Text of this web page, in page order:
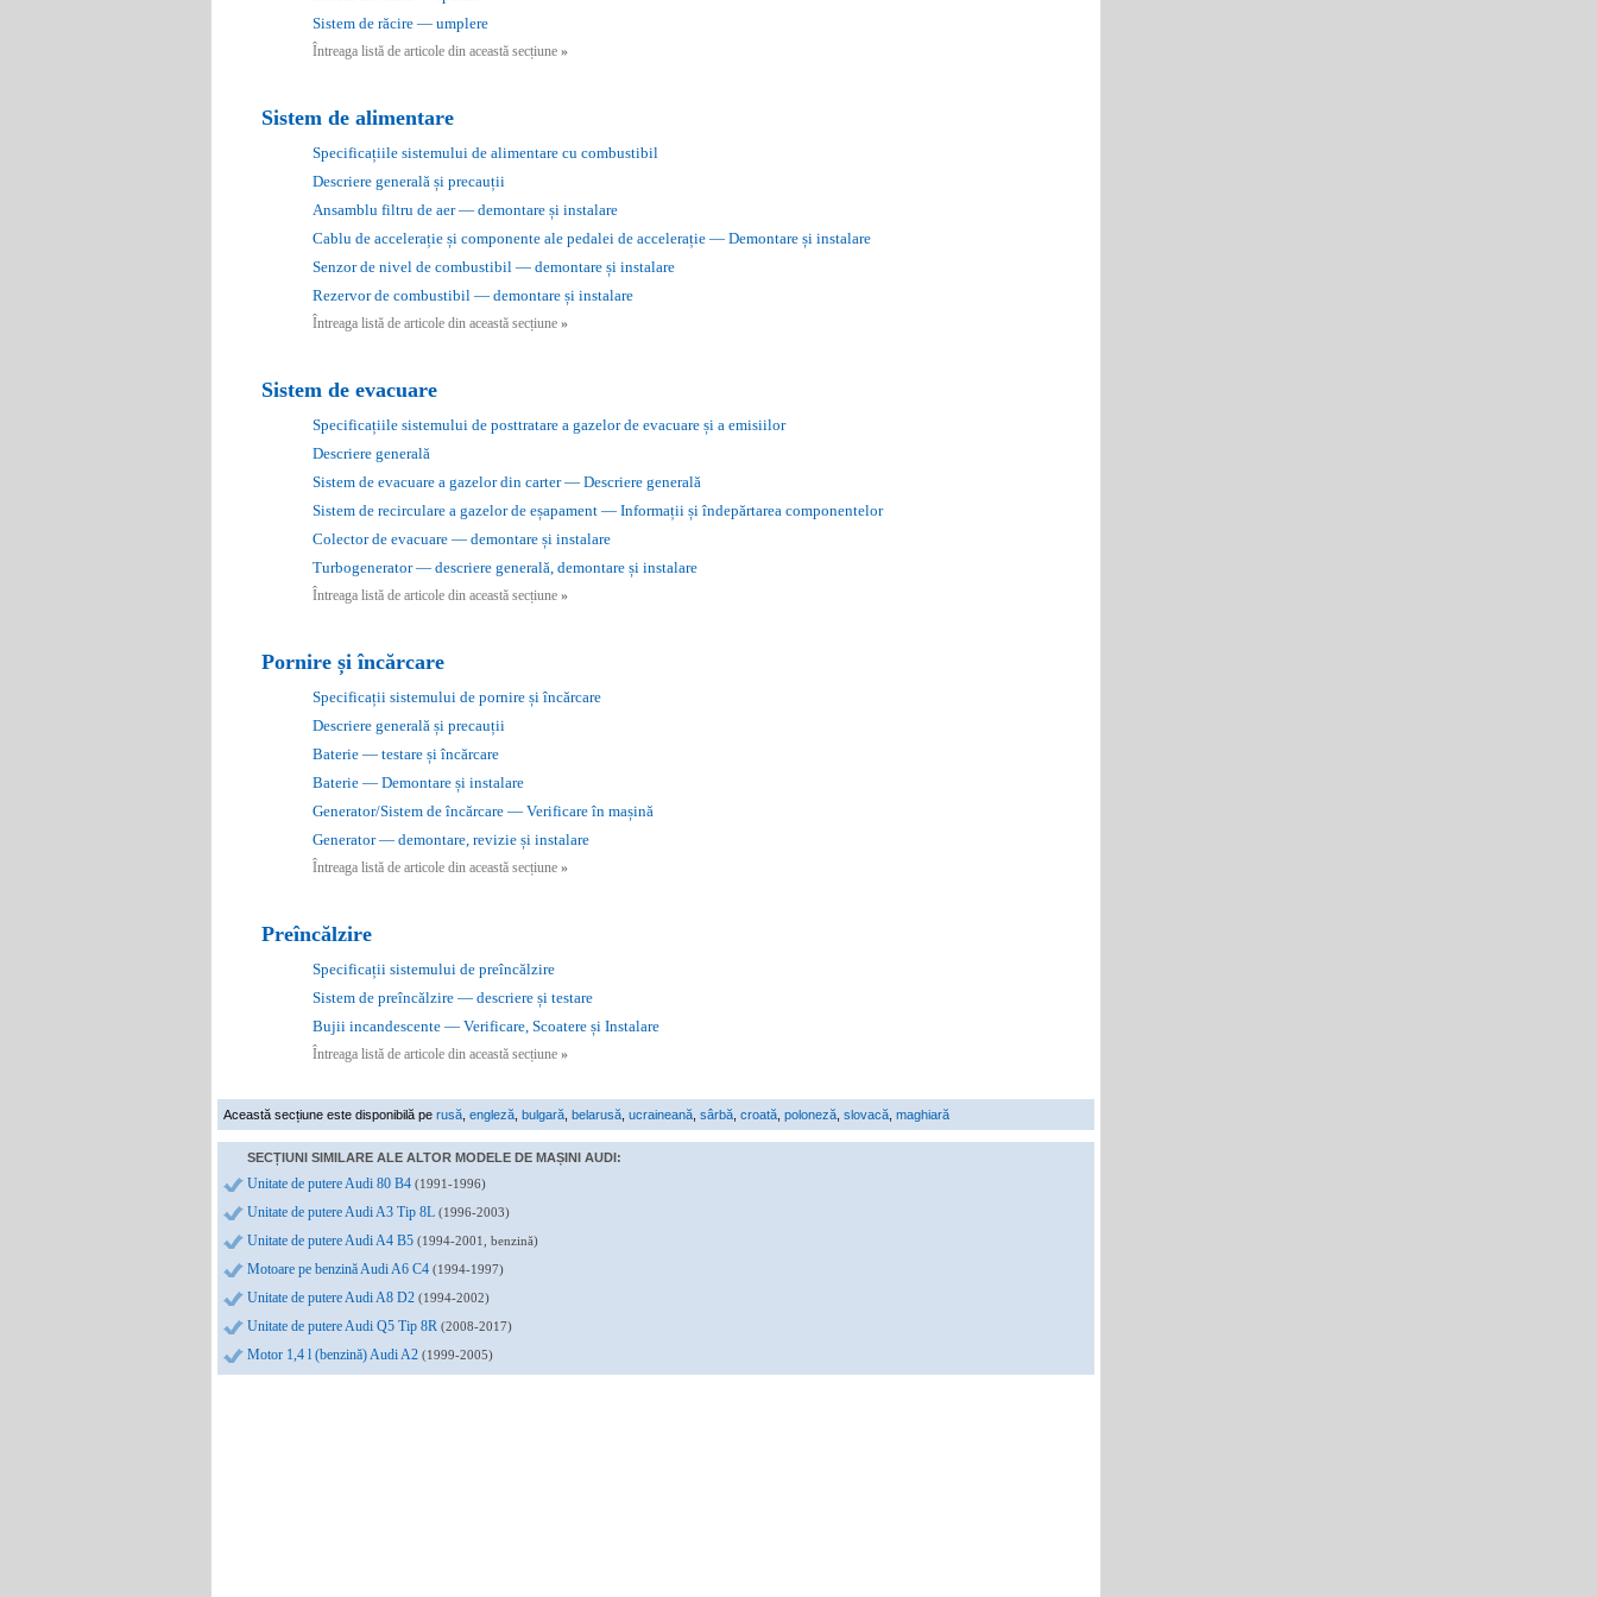
Sistem de răcire — umplere
Întreaga listă de articole din această secțiune »
Sistem de alimentare
Specificațiile sistemului de alimentare cu combustibil
Descriere generală și precauții
Ansamblu filtru de aer — demontare și instalare
Cablu de accelerație și componente ale pedalei de accelerație — Demontare și instalare
Senzor de nivel de combustibil — demontare și instalare
Rezervor de combustibil — demontare și instalare
Întreaga listă de articole din această secțiune »
Sistem de evacuare
Specificațiile sistemului de posttratare a gazelor de evacuare și a emisiilor
Descriere generală
Sistem de evacuare a gazelor din carter — Descriere generală
Sistem de recirculare a gazelor de eșapament — Informații și îndepărtarea componentelor
Colector de evacuare — demontare și instalare
Turbogenerator — descriere generală, demontare și instalare
Întreaga listă de articole din această secțiune »
Pornire și încărcare
Specificații sistemului de pornire și încărcare
Descriere generală și precauții
Baterie — testare și încărcare
Baterie — Demontare și instalare
Generator/Sistem de încărcare — Verificare în mașină
Generator — demontare, revizie și instalare
Întreaga listă de articole din această secțiune »
Preîncălzire
Specificații sistemului de preîncălzire
Sistem de preîncălzire — descriere și testare
Bujii incandescente — Verificare, Scoatere și Instalare
Întreaga listă de articole din această secțiune »
Această secțiune este disponibilă pe rusă engleză bulgară belarusă ucraineană sârbă croată poloneză slovacă maghiară
SECȚIUNI SIMILARE ALE ALTOR MODELE DE MAȘINI AUDI:
Unitate de putere Audi 80 B4 (1991-1996)
Unitate de putere Audi A3 Tip 8L (1996-2003)
Unitate de putere Audi A4 B5 (1994-2001, benzină)
Motoare pe benzină Audi A6 C4 (1994-1997)
Unitate de putere Audi A8 D2 (1994-2002)
Unitate de putere Audi Q5 Tip 8R (2008-2017)
Motor 1,4 l (benzină) Audi A2 (1999-2005)